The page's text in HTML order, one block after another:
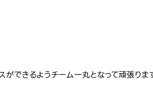
できるようチーム一丸となって頑張ります